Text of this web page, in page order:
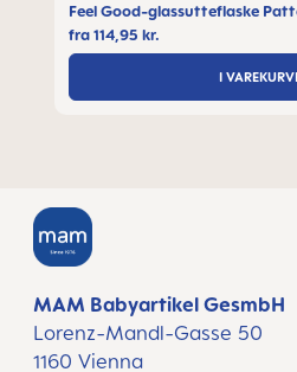
Feel Good-glassutteflaske
fra114,95 kr.
I
MAM Babyartikel GesmbH
Lorenz-Mandl-Gasse 50
1160 Vienna